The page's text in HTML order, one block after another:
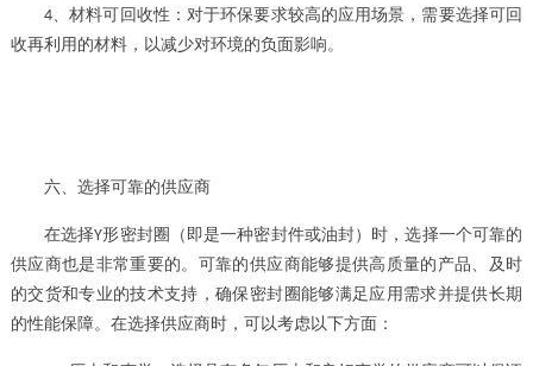
4、材料可回收性：对于环保要求较高的应用场景，需要选择可回
收再利用的材料，以减少对环境的负面影响。
六、选择可靠的供应商
在选择Y形密封圈（即是一种密封件或油封） 时，选择一个可靠的
供应商也是非常重要的。可靠的供应商能够提供高质量的产品、及时
的交货和专业的技术支持，确保密封圈能够满足应用需求并提供长期
的性能保障。在选择供应商时，可以考虑以下方面：